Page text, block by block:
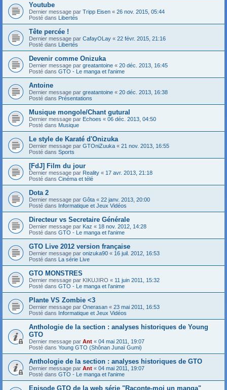
Youtube
Dernier message par Tripp Eisen « 26 nov. 2015, 05:44
Posté dans Libertés
Tête percée !
Dernier message par CafayOLay « 22 févr. 2015, 21:16
Posté dans Libertés
Devenir comme Onizuka
Dernier message par greatantoine « 20 déc. 2013, 16:45
Posté dans GTO - Le manga et l'anime
Antoine
Dernier message par greatantoine « 20 déc. 2013, 16:38
Posté dans Présentations
Musique mongole/Chant gutural
Dernier message par Echoes « 06 déc. 2013, 04:50
Posté dans Musique
Le style de Karaté d'Onizuka
Dernier message par GTOniZuuka « 21 nov. 2013, 16:55
Posté dans Sports
[FdJ] Film du jour
Dernier message par Reality « 17 avr. 2013, 21:18
Posté dans Cinéma et télé
Dota 2
Dernier message par Gôta « 22 janv. 2013, 20:00
Posté dans Informatique et Jeux Vidéos
Directeur vs Secretaire Générale
Dernier message par Kaz « 18 nov. 2012, 14:28
Posté dans GTO - Le manga et l'anime
GTO Live 2012 version française
Dernier message par onizuka90 « 16 juil. 2012, 16:53
Posté dans La série Live
GTO MONSTRES
Dernier message par KIKUJIRO « 11 juin 2011, 15:32
Posté dans GTO - Le manga et l'anime
Plante VS Zombie <3
Dernier message par Onerasan « 23 mai 2011, 16:53
Posté dans Informatique et Jeux Vidéos
Anthologie de la section : analyses historiques de Young
GTO
Dernier message par Ant « 04 mai 2011, 19:07
Posté dans Young GTO (Shônan Junaï Gumi)
Anthologie de la section : analyses historiques de GTO
Dernier message par Ant « 04 mai 2011, 19:07
Posté dans GTO - Le manga et l'anime
Episode GTO de la web série "Raconte-moi un manga"